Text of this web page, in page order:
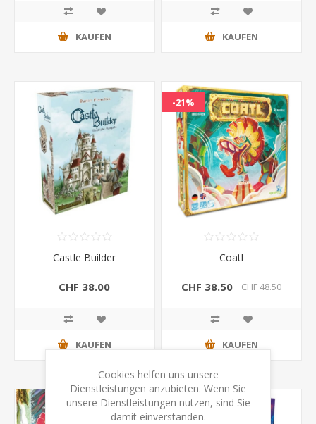
KAUFEN KAUFEN
Castle Builder
CHF 38.00
KAUFEN
-21%
Coatl
CHF 38.50 CHF 48.50
KAUFEN
Cookies helfen uns unsere
Dienstleistungen anzubieten. Wenn Sie
unsere Dienstleistungen nutzen, sind Sie
damit einverstanden.